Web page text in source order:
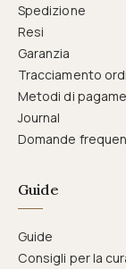
Spedizione
Resi
Garanzia
Tracciamento
Metodi di
Journal
Domande
Guide
Guide
Consigli per la